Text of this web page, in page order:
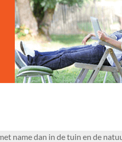
name dan in de tuin en de